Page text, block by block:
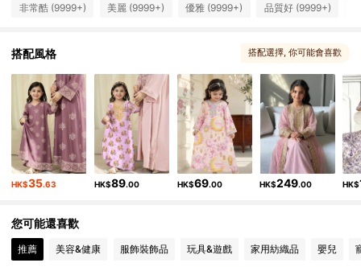
179K 追蹤者
非常酷 (9999+) 美麗 (9999+) 優雅 (9999+) 品質好 (9999+)
搭配風格 搭配選擇, 你可能會喜歡
HK$35.63 HK$89.00 HK$69.00 HK$249.00 HK$
您可能還喜歡
推薦 美容&健康 服飾裝飾品 玩具&遊戲 家用紡織品 嬰兒